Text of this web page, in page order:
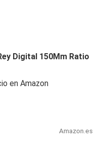
Digital 150Mm Ratio
en Amazon
Amazon.es